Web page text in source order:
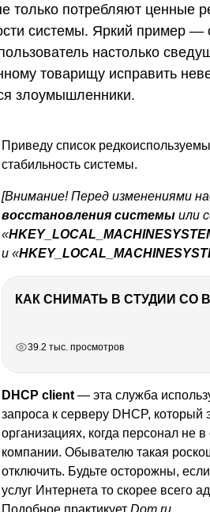
только потребляют ценные
системы. Яркий пример
настолько
товарищу исправить
злоумышленники.
Приведу список
стабильность системы.
[Внимание! Перед изменениями
восстановления системы или
«
и «
КАК СНИМАТЬ В СТУДИИ СО
39.2 тыс. просмотров
DHCP сlient — эта служба
запроса к серверу DHCP,
организациях, когда персонал не
компании. Обывателю такая
отключить. Будьте осторожны,
услуг Интернета то скорее всего
Подобное практикует Dom.ru.